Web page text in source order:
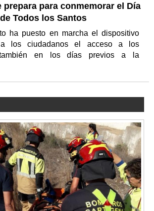
prepara para conmemorar el Día
de Todos los Santos
ha puesto en marcha el dispositivo
los ciudadanos el acceso a los
también en los días previos a la